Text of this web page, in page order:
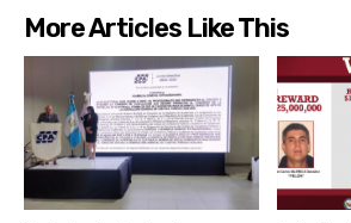
More Articles Like This